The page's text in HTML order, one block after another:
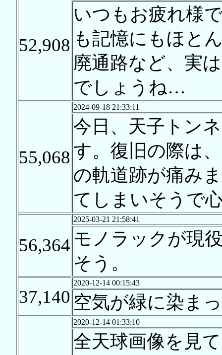
52,908
いつもお疲れ様
も記憶にもほと
廃通路など、実
でしょうね…
55,068
2024-09-18 21:33:11
今日、天子トン
す。復旧の際は
の軌道跡が痛み
てしまいそうで
56,364
2025-03-21 21:58:41
モノラックが現
そう。
37,140
2020-12-14 00:15:43
空気が緑に染ま
2020-12-14 01:33:10
全天球画像を見